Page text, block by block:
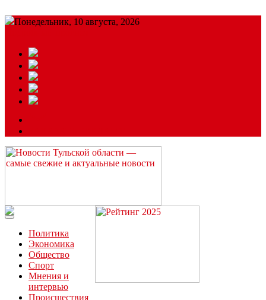
Понедельник, 10 августа, 2026
Читайте последние новости дня в Тульской области на сайте
“ЗаНовомосковск”
Политика
Экономика
Общество
Спорт
Мнения и
интервью
Происшествия